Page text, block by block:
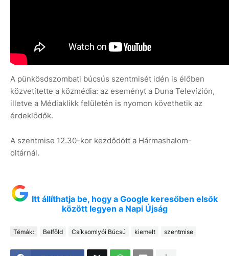
A pünkösdszombati búcsús szentmisét idén is élőben
közvetítette a közmédia: az eseményt a Duna Televízión,
illetve a Médiaklikk felületén is nyomon követhetik az
érdeklődők.
A szentmise 12.30-kor kezdődött a Hármashalom-
oltárnál.
Itt állíthatja be, hogy a Google keresőben elsők
között legyen a Napi Újság
Témák: Belföld Csíksomlyói Búcsú kiemelt szentmise